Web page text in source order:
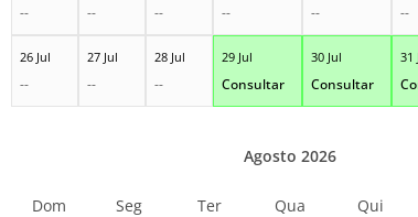
-- -- -- -- -- --
26 Jul
--
27 Jul
--
28 Jul
--
29 Jul
Consultar
30 Jul
Consultar
31
Agosto 2026
Dom Seg Ter Qua Qui